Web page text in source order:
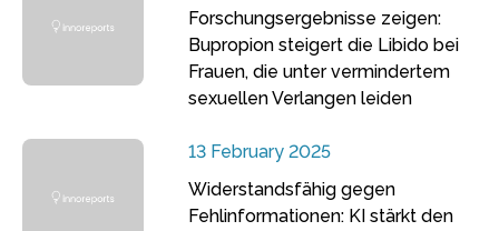
Forschungsergebnisse zeigen:
Bupropion steigert die Libido bei
Frauen, die unter vermindertem
sexuellen Verlangen leiden
13 February 2025
Widerstandsfähig gegen
Fehlinformationen: KI stärkt den